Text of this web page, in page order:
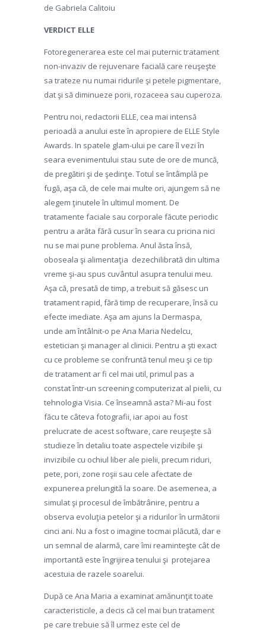
de Gabriela Calitoiu
VERDICT ELLE
Fotoregenerarea este cel mai puternic tratament
non-invaziv de rejuvenare facială care reuşeşte
sa trateze nu numai ridurile şi petele pigmentare,
dat şi să diminueze porii, rozaceea sau cuperoza.
Pentru noi, redactorii ELLE, cea mai intensă
perioadă a anului este în apropiere de ELLE Style
Awards. In spatele glam-ului pe care îl vezi în
seara evenimentului stau sute de ore de muncă,
de pregătiri şi de şedinţe. Totul se întâmplă pe
fugă, aşa că, de cele mai multe ori, ajungem să ne
alegem ţinutele în ultimul moment. De
tratamente faciale sau corporale făcute periodic
pentru a arăta fără cusur în seara cu pricina nici
nu se mai pune problema. Anul ăsta însă,
oboseala şi alimentaţia dezechilibrată din ultima
vreme şi-au spus cuvântul asupra tenului meu.
Aşa că, presată de timp, a trebuit să găsesc un
tratament rapid, fără timp de recuperare, însă cu
efecte imediate. Aşa am ajuns la Dermaspa,
unde am întâlnit-o pe Ana Maria Nedelcu,
estetician şi manager al clinicii. Pentru a şti exact
cu ce probleme se confruntă tenul meu şi ce tip
de tratament ar fi cel mai util, primul pas a
constat într-un screening computerizat al pielii, cu
tehnologia Visia. Ce înseamnă asta? Mi-au fost
făcu te câteva fotografii, iar apoi au fost
prelucrate de acest software, care reuşeşte să
studieze în detaliu toate aspectele vizibile şi
invizibile cu ochiul liber ale pielii, precum riduri,
pete, pori, zone roşii sau cele afectate de
expunerea prelungită la soare. De asemenea, a
simulat şi procesul de îmbătrânire, pentru a
observa evoluţia petelor şi a ridurilor în următorii
cinci ani. Nu a fost o imagine tocmai plăcută, dar e
un semnal de alarmă, care îmi reaminteşte cât de
importantă este îngrijirea tenului şi protejarea
acestuia de razele soarelui.
După ce Ana Maria a examinat amănunţit toate
caracteristicile, a decis că cel mai bun tratament
pe care trebuie să îl urmez este cel de